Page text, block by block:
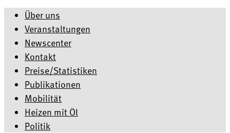
Über uns
Veranstaltungen
Newscenter
Kontakt
Preise/Statistiken
Publikationen
Mobilität
Heizen mit Öl
Politik